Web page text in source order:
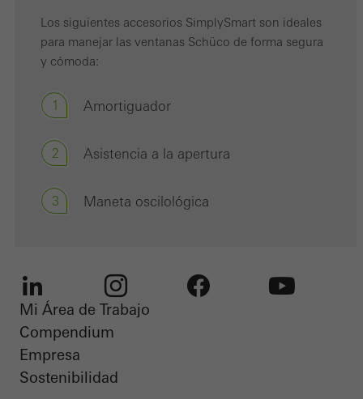
Los siguientes accesorios SimplySmart son ideales
para manejar las ventanas Schüco de forma segura
y cómoda:
1 Amortiguador
2 Asistencia a la apertura
3 Maneta oscilológica
LinkedIn Instagram
Mi Área de Trabajo
Compendium
Empresa
Sostenibilidad